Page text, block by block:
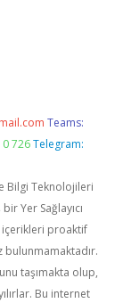
Teams:
726 Telegram:
Bilgi Teknolojileri
Yer Sağlayıcı
içerikleri proaktif
bulunmamaktadır.
taşımakta olup,
Bu internet